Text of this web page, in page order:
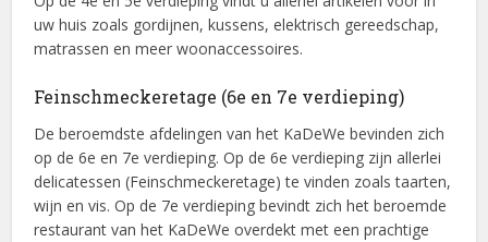
uw huis zoals gordijnen, kussens, elektrisch gereedschap,
matrassen en meer woonaccessoires.
Feinschmeckeretage (6e en 7e verdieping)
De beroemdste afdelingen van het KaDeWe bevinden zich
op de 6e en 7e verdieping. Op de 6e verdieping zijn allerlei
delicatessen (Feinschmeckeretage) te vinden zoals taarten,
wijn en vis. Op de 7e verdieping bevindt zich het beroemde
restaurant van het KaDeWe overdekt met een prachtige